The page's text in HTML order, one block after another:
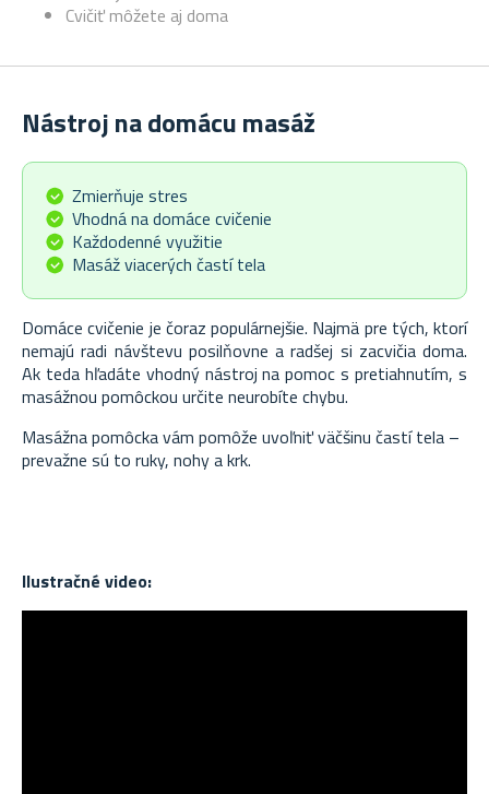
Cvičiť môžete aj doma
Nástroj na domácu masáž
Zmierňuje stres
Vhodná na domáce cvičenie
Každodenné využitie
Masáž viacerých častí tela
Domáce cvičenie je čoraz populárnejšie. Najmä pre tých, ktorí
nemajú radi návštevu posilňovne a radšej si zacvičia doma.
Ak teda hľadáte vhodný nástroj na pomoc s pretiahnutím, s
masážnou pomôckou určite neurobíte chybu.
Masážna pomôcka vám pomôže uvoľniť väčšinu častí tela –
prevažne sú to ruky, nohy a krk.
Ilustračné video: